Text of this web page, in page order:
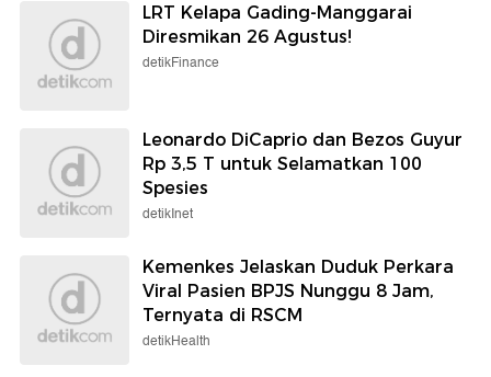
LRT Kelapa Gading-Manggarai
Diresmikan 26 Agustus!
detikFinance
Leonardo DiCaprio dan Bezos Guyur
Rp 3,5 T untuk Selamatkan 100
Spesies
detikInet
Kemenkes Jelaskan Duduk Perkara
Viral Pasien BPJS Nunggu 8 Jam,
Ternyata di RSCM
detikHealth